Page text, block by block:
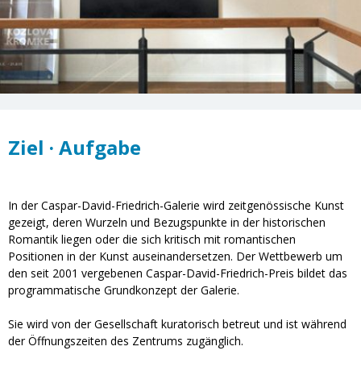
Ziel · Aufgabe
In der Caspar-David-Friedrich-Galerie wird zeitgenössische Kunst
gezeigt, deren Wurzeln und Bezugspunkte in der historischen
Romantik liegen oder die sich kritisch mit romantischen
Positionen in der Kunst auseinandersetzen. Der Wettbewerb um
den seit 2001 vergebenen Caspar-David-Friedrich-Preis bildet das
programmatische Grundkonzept der Galerie.
Sie wird von der Gesellschaft kuratorisch betreut und ist während
der Öffnungszeiten des Zentrums zugänglich.